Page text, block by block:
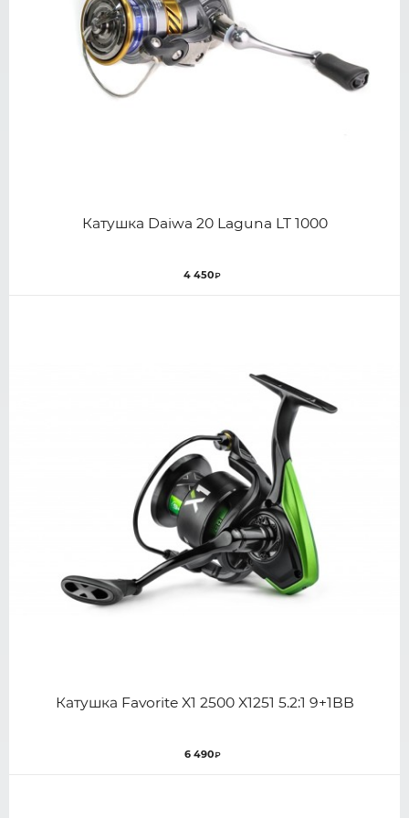
Катушка Daiwa 20 Laguna LT 1000
4 450₽
Катушка Favorite X1 2500 X1251 5.2:1 9+1BB
6 490₽